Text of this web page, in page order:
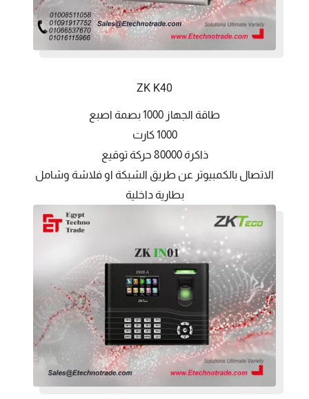
ZK K40
طاقة الجهاز 1000 بصمة اصبع
1000 كارت
ذاكرة 80000 حركة توقيع
الاتصال بالكمبيوتر عن طريق الشبكة او فلاشة وشامل
بطارية داخلية